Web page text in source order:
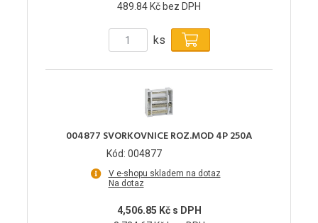
489.84 Kč bez DPH
ks
004877 SVORKOVNICE ROZ.MOD 4P 250A
Kód: 004877
V e-shopu skladem na dotaz
Na dotaz
4,506.85 Kč s DPH